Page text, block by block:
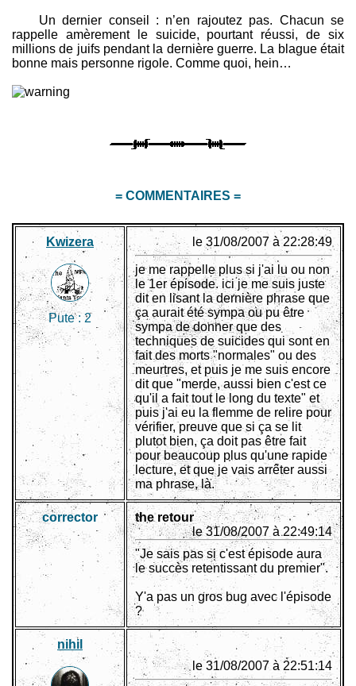
Un dernier conseil : n’en rajoutez pas. Chacun se
rappelle amèrement le suicide, pourtant réussi, de six
millions de juifs pendant la dernière guerre. La blague était
bonne mais personne rigole. Comme quoi, hein…
= COMMENTAIRES =
Kwizera
Pute :2
le 31/08/2007 à 22:28:49
je me rappelle plus si j'ai lu ou non
le 1er épisode. ici je me suis juste
dit en lisant la dernière phrase que
ça aurait été sympa ou pu être
sympa de donner que des
techniques de suicides qui sont en
fait des morts "normales" ou des
meurtres, et puis je me suis encore
dit que "merde, aussi bien c'est ce
qu'il a fait tout le long du texte" et
puis j'ai eu la flemme de relire pour
vérifier, preuve que si ça se lit
plutot bien, ça doit pas être fait
pour beaucoup plus qu'une rapide
lecture, et que je vais arrêter aussi
ma phrase, là.
corrector
the retour
le 31/08/2007 à 22:49:14
"Je sais pas si c'est épisode aura
le succès retentissant du premier".
Y'a pas un gros bug avec l'épisode
?
nihil
le 31/08/2007 à 22:51:14